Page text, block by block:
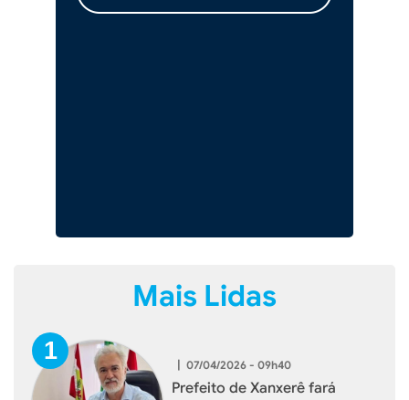
Mais Lidas
| 07/04/2026 - 09h40
Prefeito de Xanxerê fará